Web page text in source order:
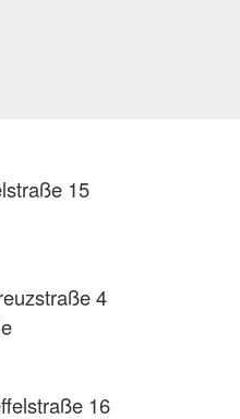
15
4
16